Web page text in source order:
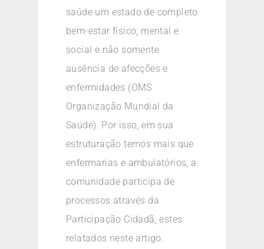
saúde um estado de completo
bem-estar físico, mental e
social e não somente
ausência de afecções e
enfermidades (OMS
Organização Mundial da
Saúde). Por isso, em sua
estruturação temos mais que
enfermarias e ambulatórios, a
comunidade participa de
processos através da
Participação Cidadã, estes
relatados neste artigo.